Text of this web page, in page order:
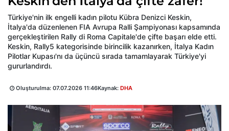
Türkiye'nin ilk engelli kadın pilotu Kübra Denizci Keskin,
İtalya'da düzenlenen FIA Avrupa Ralli Şampiyonası kapsamında
gerçekleştirilen Rally di Roma Capitale'de çifte başarı elde etti.
Keskin, Rally5 kategorisinde birincilik kazanırken, İtalya Kadın
Pilotlar Kupası'nı da üçüncü sırada tamamlayarak Türkiye'yi
gururlandırdı.
Oluşturulma: 07.07.2026 11:46Kaynak: DHA